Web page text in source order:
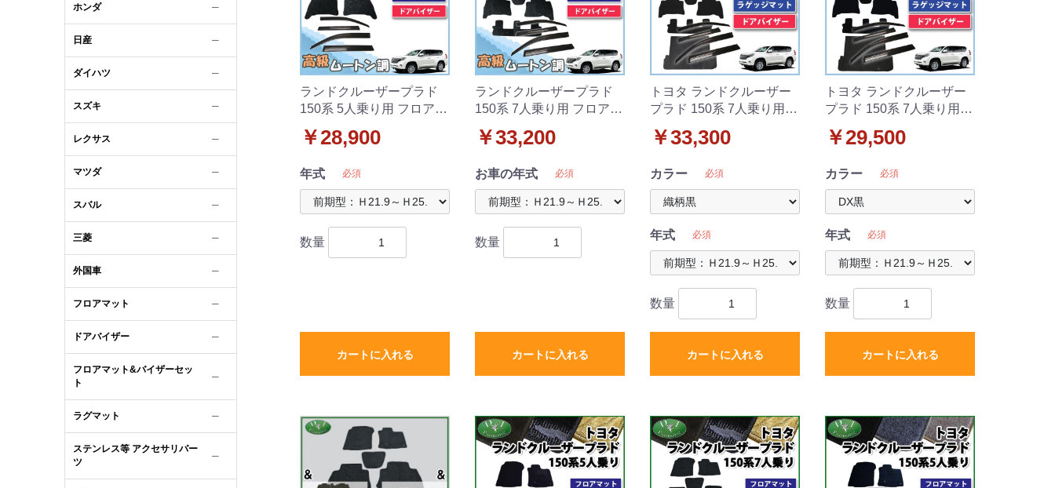
ホンダ ─
日産 ─
ダイハツ ─
スズキ ─
レクサス ─
マツダ ─
スバル ─
三菱 ─
外国車 ─
フロアマット ─
ドアバイザー ─
フロアマット&バイザーセッ
ト
─
ラグマット ─
ステンレス等 アクセサリパー
ツ
─
ランドクルーザープラド
150系 5人乗り用 フロアマ
ートン調 ブラックタイプ
￥28,900
年式 必須
数量
カートに入れる
ランドクルーザープラド
150系 7人乗り用 フロアマ
高級ムートン調 ブラック
￥33,200
お車の年式 必須
数量
カートに入れる
トヨタ ランドクルーザー
プラド 150系 7人乗り用
ット&ドアバイザー セット
￥33,300
カラー 必須
年式 必須
数量
カートに入れる
トヨタ ランドクルーザー
プラド 150系 7人乗り用
ット&ドアバイザー セット
￥29,500
カラー 必須
年式 必須
数量
カートに入れる